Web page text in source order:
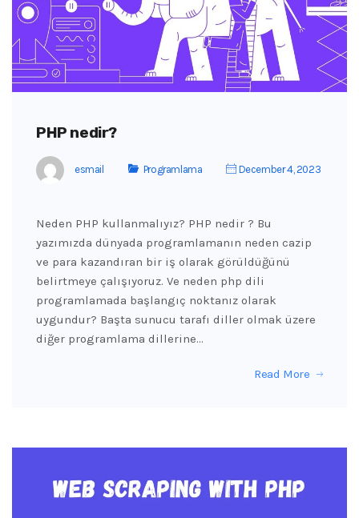
PHP nedir?
esmail Programlama December 4, 2023
Neden PHP kullanmalıyız? PHP nedir ? Bu
yazımızda dünyada programlamanın neden cazip
ve para kazandıran bir iş olarak görüldüğünü
belirtmeye çalışıyoruz. Ve neden php dili
programlamada başlangıç ​​noktanız olarak
uygundur? Başta sunucu tarafı diller olmak üzere
diğer programlama dillerine…
Read More